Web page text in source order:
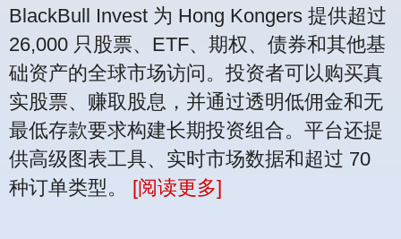
BlackBull Invest 为 Hong Kongers 提供超过
26,000 只股票、ETF、期权、债券和其他基
础资产的全球市场访问。投资者可以购买真
实股票、赚取股息，并通过透明低佣金和无
最低存款要求构建长期投资组合。平台还提
供高级图表工具、实时市场数据和超过 70
种订单类型。 [阅读更多]